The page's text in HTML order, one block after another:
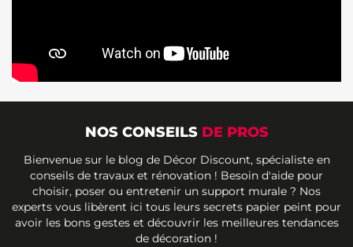
NOS CONSEILS DE PROS
Bienvenue sur le blog de Décor Discount, spécialiste en
conseils de travaux et rénovation ! Besoin d'aide pour
choisir, poser ou entretenir un support murale ? Nos
experts vous libèrent ici tous leurs secrets papier peint pour
avoir les bons gestes et découvrir les meilleures tendances
de décoration !